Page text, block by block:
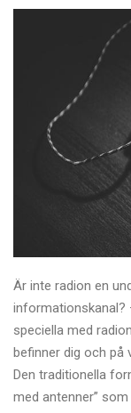
Är inte radion en
informationskanal?
speciella med
befinner dig och på
Den traditionella
med antenner”